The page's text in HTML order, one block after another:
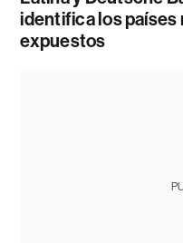
identifica los países
expuestos